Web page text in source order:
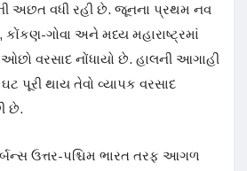
અછત વધી રહી છે. જૂનના પ્રથમ નવ
કોંકણ-ગોવા અને મધ્ય મહારાષ્ટ્રમાં
ઓછો વરસાદ નોંધાયો છે. હાલની આગાહી
થાય તેવો વ્યાપક વરસાદ
છે.
ઉત્તર-પશ્ચિમ ભારત તરફ આગળ